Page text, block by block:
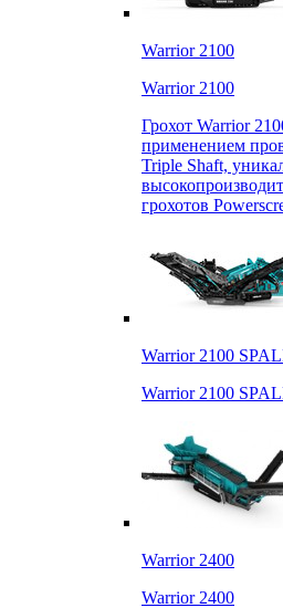
Warrior 2100
Warrior 2100
Грохот Warrior
применением
Triple Shaft,
грохотов
Warrior 2100
Warrior 2100
Warrior 2400
Warrior 2400